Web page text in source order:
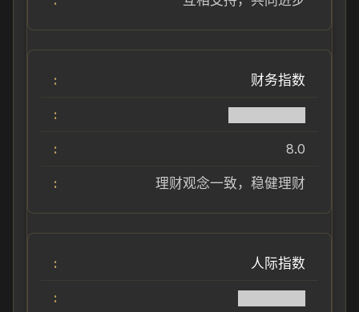
财务指数
8.0
理财观念一致，稳健理财
人际指数